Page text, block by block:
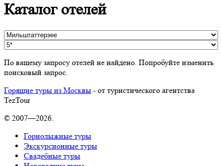
Каталог отелей
По вашему запросу отелей не найдено. Попробуйте изменить
поисковый запрос.
Горящие туры из Москвы - от туристического агентства
TezTour
© 2007—2026.
Горнолыжные туры
Экскурсионные туры
Свадебные туры